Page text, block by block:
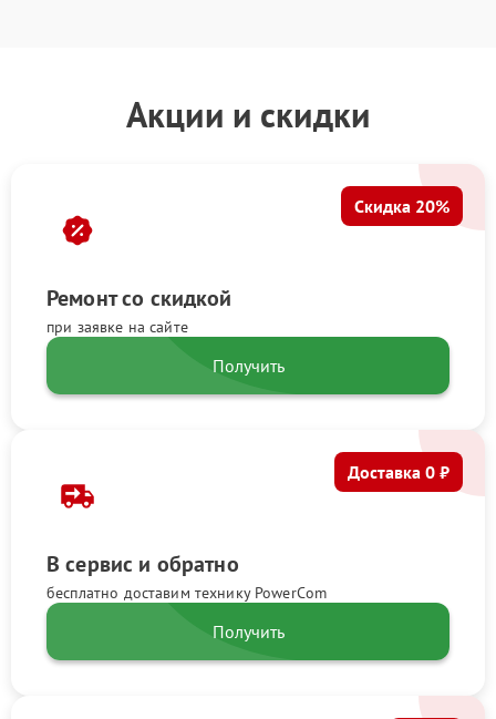
Акции и скидки
Ремонт со скидкой
при заявке на сайте
Скидка 20%
Получить
В сервис и обратно
бесплатно доставим технику PowerCom
Доставка 0 ₽
Получить